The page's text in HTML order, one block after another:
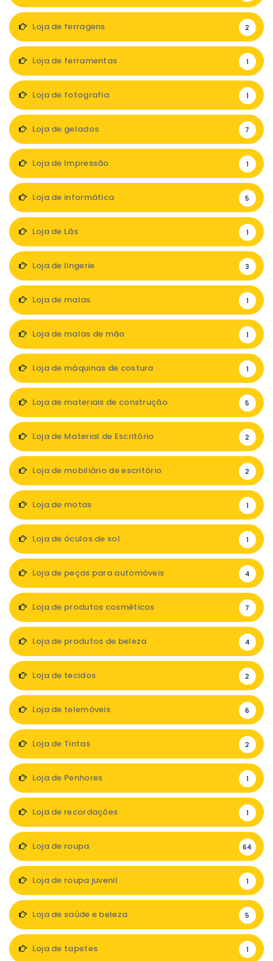
Loja de ferragens 2
Loja de ferramentas 1
Loja de fotografia 1
Loja de gelados 7
Loja de Impressão 1
Loja de informática 5
Loja de Lãs 1
Loja de lingerie 3
Loja de malas 1
Loja de malas de mão 1
Loja de máquinas de costura 1
Loja de materiais de construção 5
Loja de Material de Escritório 2
Loja de mobiliário de escritório 2
Loja de motas 1
Loja de óculos de sol 1
Loja de peças para automóveis 4
Loja de produtos cosméticos 7
Loja de produtos de beleza 4
Loja de tecidos 2
Loja de telemóveis 6
Loja de Tintas 2
Loja de Penhores 1
Loja de recordações 1
Loja de roupa 64
Loja de roupa juvenil 1
Loja de saúde e beleza 5
Loja de tapetes 1